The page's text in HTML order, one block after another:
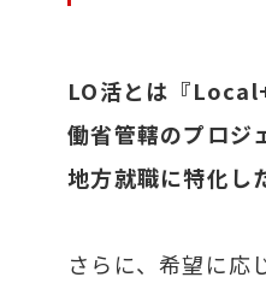
LO活とは『
働省管轄のプロジ
地方就職に特化し
さらに、希望に応